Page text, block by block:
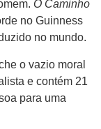
O Caminho
no Guinness
no mundo.
o vazio moral
e contém 21
para uma